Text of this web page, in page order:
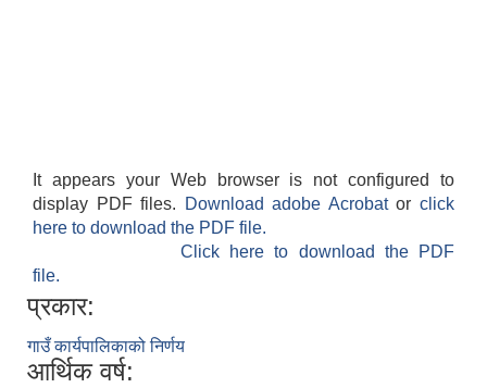
It appears your Web browser is not configured to
display PDF files.
Download adobe Acrobatorclick
here to download the PDF file.
Click here to download the PDF
file.
प्रकार:
गाउँ कार्यपालिकाको निर्णय
आर्थिक वर्ष: